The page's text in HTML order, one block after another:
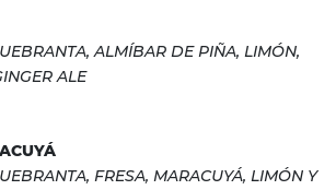
ALMÍBAR DE PIÑA, LIMÓN,
ALE
FRESA, MARACUYÁ, LIMÓN Y